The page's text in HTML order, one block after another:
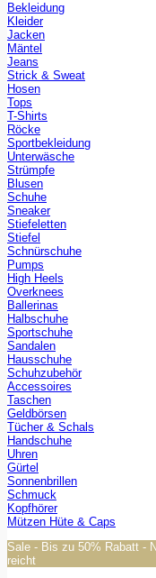
Bekleidung
Kleider
Jacken
Mäntel
Jeans
Strick & Sweat
Hosen
Tops
T-Shirts
Röcke
Sportbekleidung
Unterwäsche
Strümpfe
Blusen
Schuhe
Sneaker
Stiefeletten
Stiefel
Schnürschuhe
Pumps
High Heels
Overknees
Ballerinas
Halbschuhe
Sportschuhe
Sandalen
Hausschuhe
Schuhzubehör
Accessoires
Taschen
Geldbörsen
Tücher & Schals
Handschuhe
Uhren
Gürtel
Sonnenbrillen
Schmuck
Kopfhörer
Mützen Hüte & Caps
Sale - Bis zu 50% Rabatt -
reicht